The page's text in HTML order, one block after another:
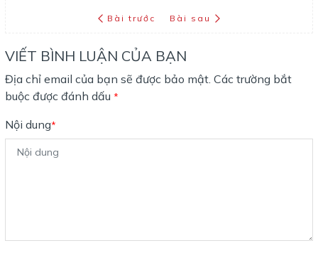
Bài trước Bài sau
VIẾT BÌNH LUẬN CỦA BẠN
Địa chỉ email của bạn sẽ được bảo mật. Các trường bắt
buộc được đánh dấu *
Nội dung*